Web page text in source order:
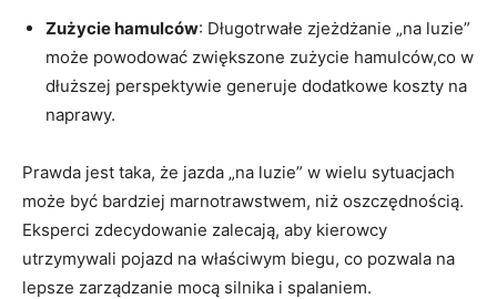
Zużycie hamulców: Długotrwałe zjeżdżanie „na luzie”
może powodować zwiększone zużycie hamulców,co w
dłuższej perspektywie generuje dodatkowe koszty na
naprawy.
Prawda jest taka, że jazda „na luzie” w wielu sytuacjach
może być bardziej marnotrawstwem, niż oszczędnością.
Eksperci zdecydowanie zalecają, aby kierowcy
utrzymywali pojazd na właściwym biegu, co pozwala na
lepsze zarządzanie mocą silnika i spalaniem.